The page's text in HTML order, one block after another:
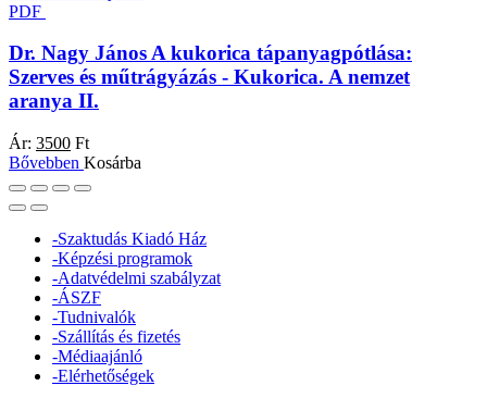
PDF
Dr. Nagy JánosA kukorica tápanyagpótlása:
Szerves és műtrágyázás - Kukorica. A nemzet
aranya II.
Ár: 3500 Ft
Bővebben Kosárba
-Szaktudás Kiadó Ház
-Képzési programok
-Adatvédelmi szabályzat
-ÁSZF
-Tudnivalók
-Szállítás és fizetés
-Médiaajánló
-Elérhetőségek